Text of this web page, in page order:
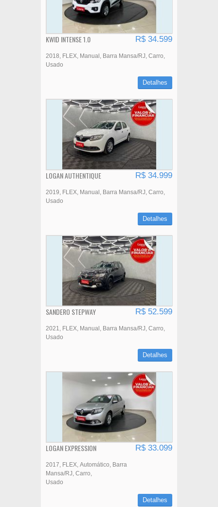
KWID INTENSE 1.0 R$ 34.599
2018 FLEX Manual Barra Mansa/RJ Carro
Usado
Detalhes
LOGAN AUTHENTIQUE R$ 34.999
2019 FLEX Manual Barra Mansa/RJ Carro
Usado
Detalhes
SANDERO STEPWAY R$ 52.599
2021 FLEX Manual Barra Mansa/RJ Carro
Usado
Detalhes
LOGAN EXPRESSION R$ 33.099
2017 FLEX Automático
Barra
Mansa/RJ Carro
Usado
Detalhes